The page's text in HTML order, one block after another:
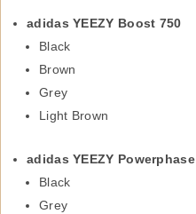
adidas YEEZY Boost 750
Black
Brown
Grey
Light Brown
adidas YEEZY Powerphase
Black
Grey